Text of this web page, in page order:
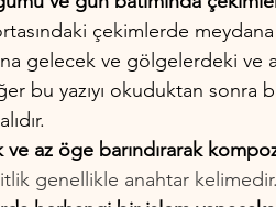
çekimlerde
gelecek ve gölgelerdeki ve
bu yazıyı okuduktan sonra
ve az öge barındırarak
genellikle anahtar kelimedir.